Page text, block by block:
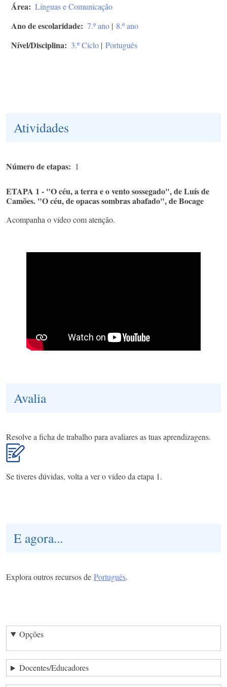
Área Línguas e Comunicação
Ano de escolaridade 7.º ano | 8.º ano
Nível/Disciplina 3.º Ciclo | Português
Atividades
Número de etapas 1
ETAPA 1 - "O céu, a terra e o vento sossegado", de Luís de
Camões. "O céu, de opacas sombras abafado", de Bocage
Acompanha o vídeo com atenção.
Avalia
Resolve a ficha de trabalho para avaliares as tuas aprendizagens.
Se tiveres dúvidas, volta a ver o vídeo da etapa 1.
E agora...
Explora outros recursos de Português.
Opções
Docentes/Educadores